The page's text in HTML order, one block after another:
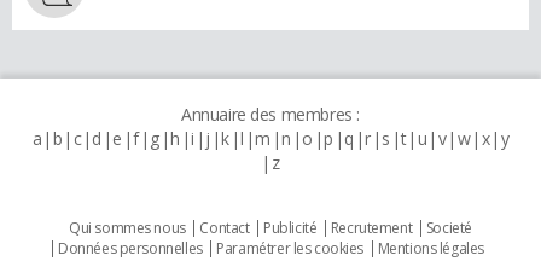
Annuaire des membres :
a b c d e f g h i j k l m n o p q r s t u v w x y
z
Qui sommes nous Contact Publicité Recrutement
Societé
Données personnelles
Paramétrer les cookies
Mentions légales